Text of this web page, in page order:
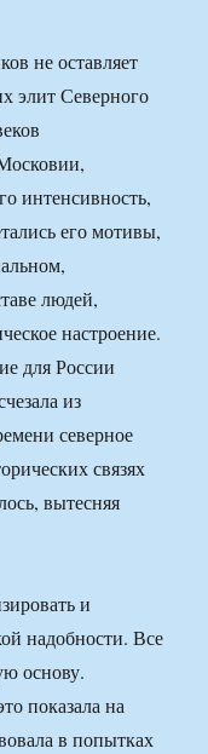
не оставляет
элит Северного
интенсивность,
его мотивы,
людей,
настроение.
для России
из
северное
связях
вытесняя
и
надобности. Все
основу.
показала на
в попытках